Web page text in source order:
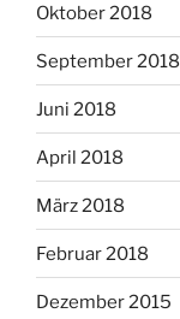
Oktober 2018
September 2018
Juni 2018
April 2018
März 2018
Februar 2018
Dezember 2015